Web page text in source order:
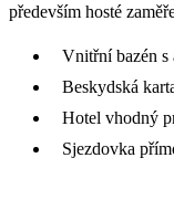
především hosté
Vnitřní bazén s
Beskydská
Hotel vhodný
Sjezdovka